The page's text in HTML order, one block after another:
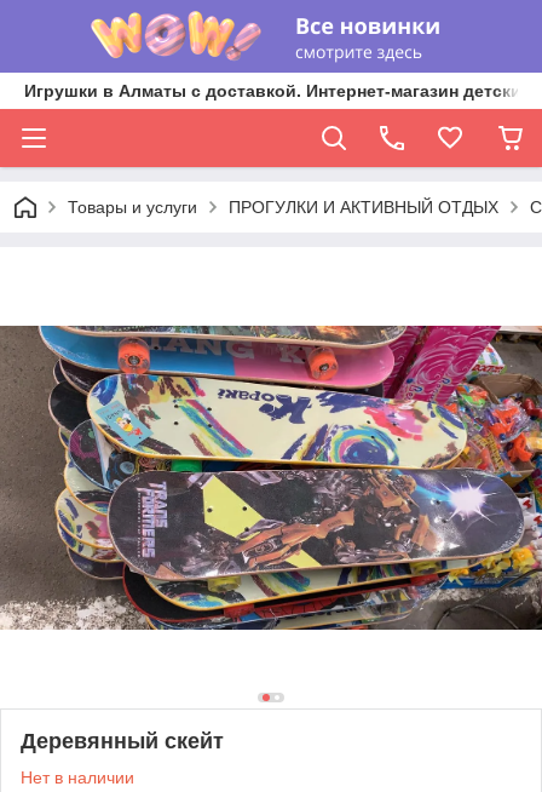
Игрушки в Алматы с доставкой. Интернет-магазин
Товары и услуги ПРОГУЛКИ И АКТИВНЫЙ ОТДЫХ
Деревянный скейт
Нет в наличии